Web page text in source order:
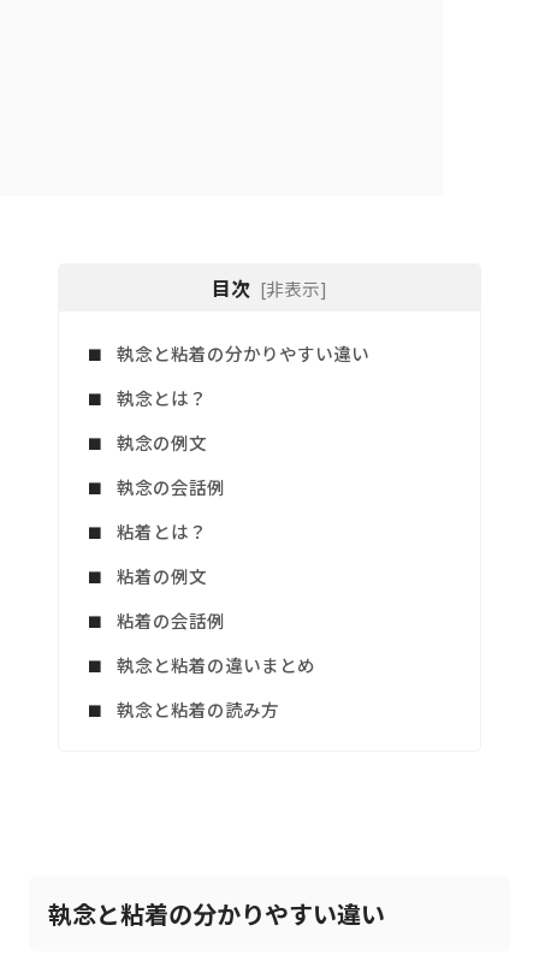
目次 [非表示]
執念と粘着の分かりやすい違い
執念とは？
執念の例文
執念の会話例
粘着とは？
粘着の例文
粘着の会話例
執念と粘着の違いまとめ
執念と粘着の読み方
執念と粘着の分かりやすい違い